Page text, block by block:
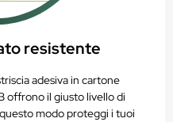
resistente
adesiva in cartone
offrono il giusto livello di
modo proteggi i tuoi